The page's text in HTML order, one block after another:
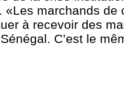
«Les marchands de
à recevoir des
C’est le